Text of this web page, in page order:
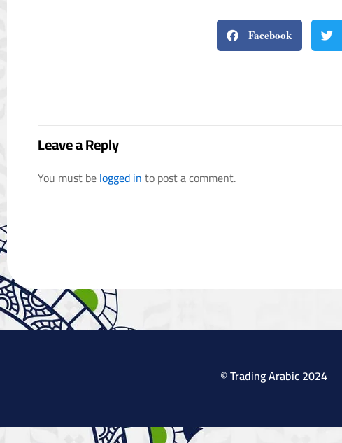
Facebook
Leave a Reply
You must belogged into post a comment.
© Trading Arabic 2024